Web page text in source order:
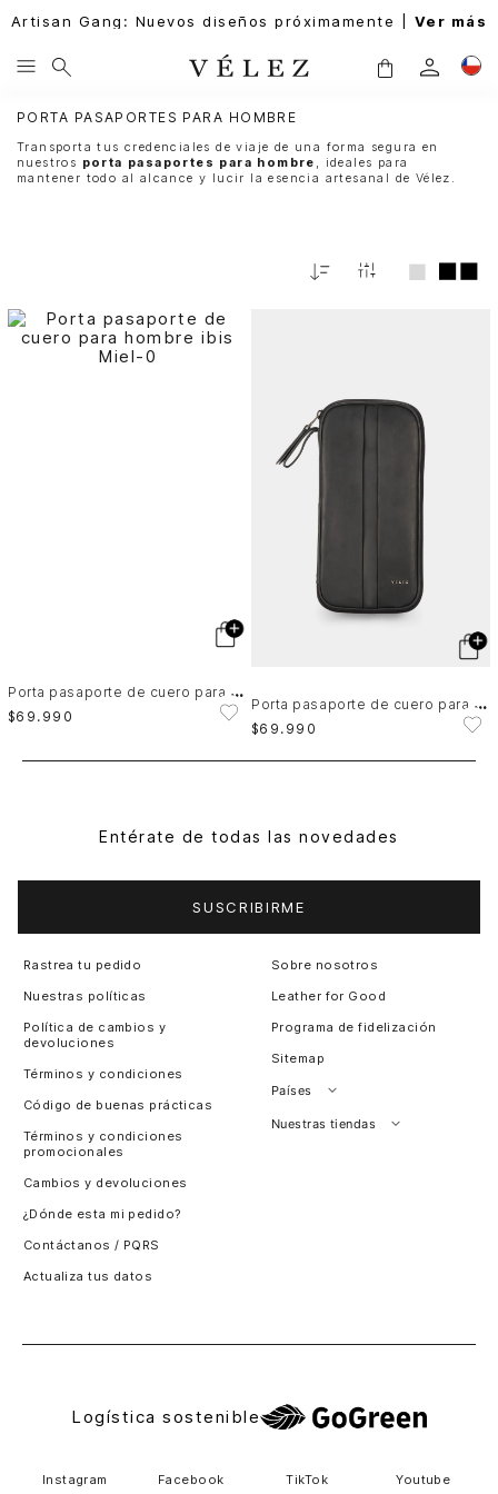
Artisan Gang: Nuevos diseños próximamente | Ver más
PORTA PASAPORTES PARA HOMBRE
Transporta tus credenciales de viaje de una forma segura en
nuestros porta pasaportes para hombre , ideales para
mantener todo al alcance y lucir la esencia artesanal de Vélez.
Fecha
P
orta pasaporte de cuero para hombre ibis
$69 . 990
P
orta pasaporte de cuero para hombre ibis
$69 . 990
Entérate de todas las novedades
SUSCRIBIRME
Rastrea tu pedido
Nuestras políticas
Política de cambios y
devoluciones
Términos y condiciones
Código de buenas prácticas
Términos y condiciones
promocionales
Cambios y devoluciones
¿Dónde esta mi pedido?
Contáctanos / PQRS
Actualiza tus datos
Sobre nosotros
Leather for Good
Programa de fidelización
Sitemap
Países
Perú
Nuestras tiendas
Logística sostenible
Instagram Facebook TikTok Youtube